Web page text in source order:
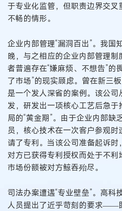
于专业化监管，但职责边界交
不畅的情形。
企业内部管理“漏洞百出”。我国
晚，与之相应的企业内部管理
者普遍存在“嫌麻烦、不想告”的
了市场”的现实顾虑。曾在新三
是一个发人深省的案例。该公
发，研发出一项核心工艺后急
局的“黄金期”。由于企业内部缺
员，核心技术在一次客户参观
请了专利。当该公司准备起诉
对方已获得专利授权而处于不利
市场份额被对方鲸吞殆尽。
司法办案遭遇“专业壁垒”。高科
人员提出了近乎苛刻的要求——